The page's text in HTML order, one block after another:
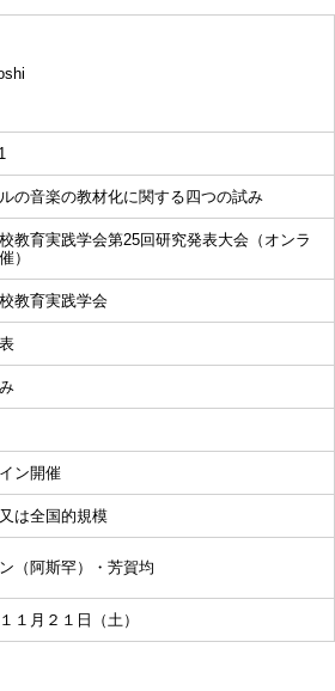
の音楽の教材化に関する四つの試み
教育実践学会第25回研究発表大会（オンラ
）
教育実践学会
ン開催
は全国的規模
（阿斯罕）・芳賀均
１月２１日（土）